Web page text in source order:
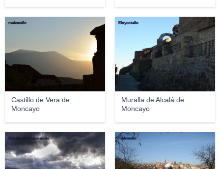
Castillo de Vera de
Moncayo
malvarello
Muralla de Alcalá de
Moncayo
Eloycotallo
Gaudencio Garci-nuño malvarello